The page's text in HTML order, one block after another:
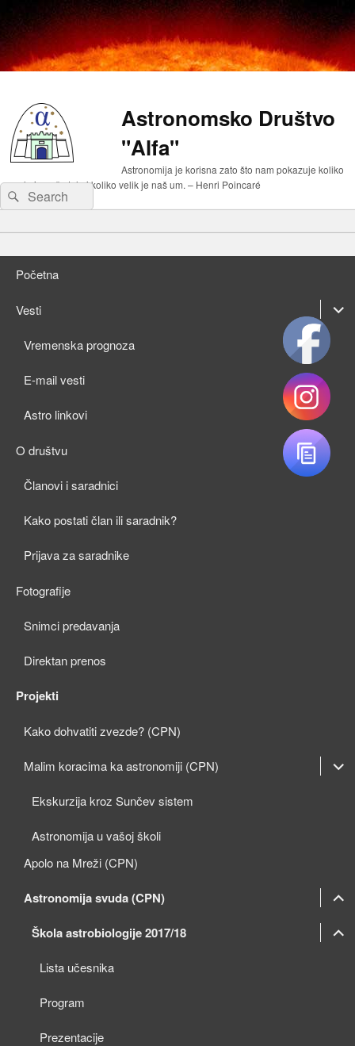
Astronomsko Društvo
"Alfa"
Astronomija je korisna zato što nam pokazuje koliko
malo je naše telo i koliko velik je naš um. – Henri Poincaré
Search
for:
Search
menuSkip
content
Skip
to
Početna
Vesti
child
menu
Vremenska prognoza
E-mail vesti
Astro linkovi
O društvu
child
menu
Članovi i saradnici
Kako postati član ili saradnik?
Prijava za saradnike
Fotografije
Snimci predavanja
Direktan prenos
Projekti
Kako dohvatiti zvezde? (CPN)
Malim koracima ka astronomiji (CPN)
Ekskurzija kroz Sunčev sistem
Astronomija u vašoj školi
Apolo na Mreži (CPN)
Astronomija svuda (CPN)
menu
Škola astrobiologije 2017/18
Lista učesnika
Program
Prezentacije